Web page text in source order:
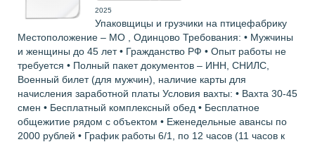
2025
Упаковщицы и грузчики на птицефабрику
Местоположение – МО , Одинцово Требования: • Мужчины
и женщины до 45 лет • Гражданство РФ • Опыт работы не
требуется • Полный пакет документов – ИНН, СНИЛС,
Военный билет (для мужчин), наличие карты для
начисления заработной платы Условия вахты: • Вахта 30-45
смен • Бесплатный комплексный обед • Бесплатное
общежитие рядом с объектом • Еженедельные авансы по
2000 рублей • График работы 6/1, по 12 часов (11 часов к